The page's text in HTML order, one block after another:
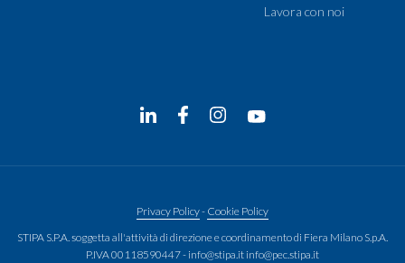
Lavora con noi
Privacy Policy- Cookie Policy
STIPA S.P.A. soggetta all'attività di direzione e coordinamento di Fiera Milano S.p.A.
P.IVA 00118590447 - info@stipa.it info@pec.stipa.it